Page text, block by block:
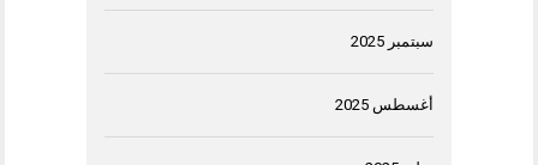
سبتمبر 2025
أغسطس 2025